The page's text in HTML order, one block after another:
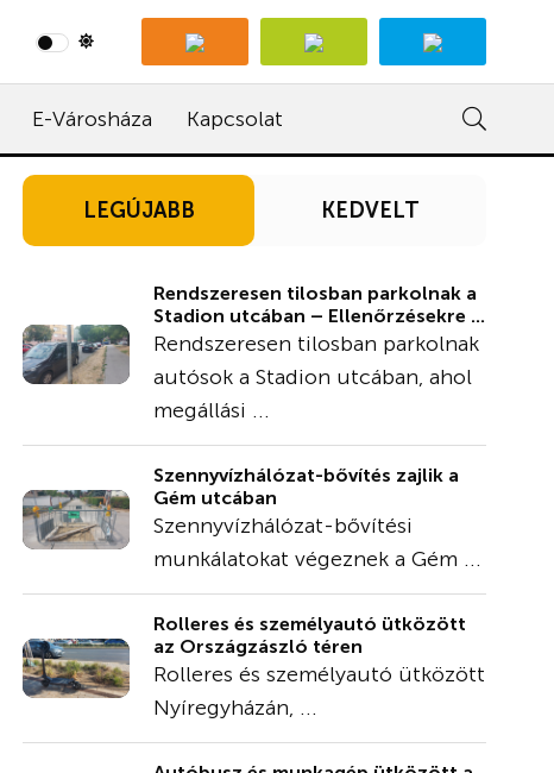
E-Városháza Kapcsolat
LEGÚJABB KEDVELT
Rendszeresen tilosban parkolnak a
Stadion utcában – Ellenőrzésekre ...
Rendszeresen tilosban parkolnak
autósok a Stadion utcában, ahol
megállási ...
Szennyvízhálózat-bővítés zajlik a
Gém utcában
Szennyvízhálózat-bővítési
munkálatokat végeznek a Gém ...
Rolleres és személyautó ütközött
az Országzászló téren
Rolleres és személyautó ütközött
Nyíregyházán, ...